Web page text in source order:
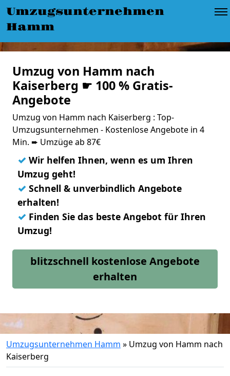
Umzugsunternehmen
Hamm
Umzug von Hamm nach
Kaiserberg ☛ 100 % Gratis-
Angebote
Umzug von Hamm nach Kaiserberg : Top-
Umzugsunternehmen - Kostenlose Angebote in 4
Min. ➨ Umzüge ab 87€
✓ Wir helfen Ihnen, wenn es um Ihren
Umzug geht!
✓ Schnell & unverbindlich Angebote
erhalten!
✓ Finden Sie das beste Angebot für Ihren
Umzug!
blitzschnell kostenlose Angebote
erhalten
Umzugsunternehmen Hamm » Umzug von Hamm nach
Kaiserberg